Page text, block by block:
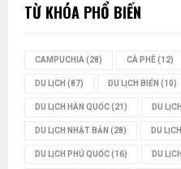
TỪ KHÓA PHỔ BIẾN
CAMPUCHIA (28) CÀ PHÊ(12)
DU LỊCH (87) DU LỊCH BIỂN (10)
DU LỊCH HÀN QUỐC(21) DU
DU LỊCH NHẬT BẢN (28) DU
DU LỊCH PHÚ QUỐC(16) DU